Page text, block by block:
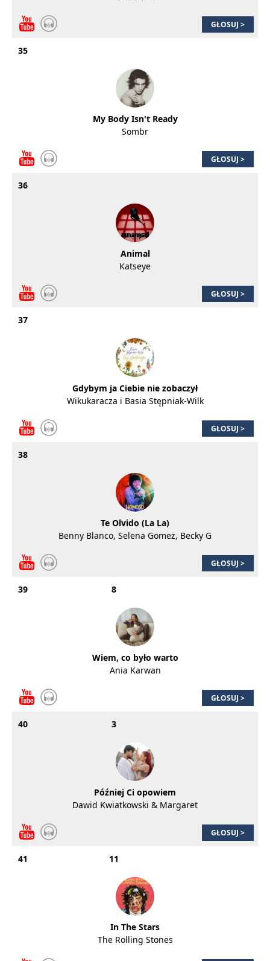
GŁOSUJ >
35
My Body Isn't Ready
Sombr
GŁOSUJ >
36
Animal
Katseye
GŁOSUJ >
37
Gdybym ja Ciebie nie zobaczył
Wikukaracza i Basia Stępniak-Wilk
GŁOSUJ >
38
Te Olvido (La La)
Benny Blanco, Selena Gomez, Becky G
GŁOSUJ >
39 8
Wiem, co było warto
Ania Karwan
GŁOSUJ >
40 3
Później Ci opowiem
Dawid Kwiatkowski & Margaret
GŁOSUJ >
41 11
In The Stars
The Rolling Stones